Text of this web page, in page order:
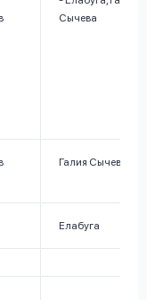
Галия Сычева
Елабуга